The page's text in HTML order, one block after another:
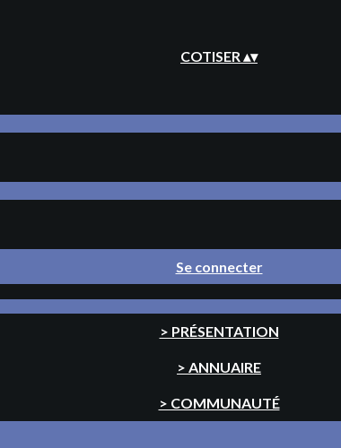
COTISER▴▾
Se connecter
> PRÉSENTATION
> ANNUAIRE
> COMMUNAUTÉ